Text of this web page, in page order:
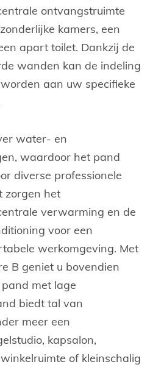
ontvangstruimte
kamers, een
apart toilet. Dankzij de
wanden kan de indeling
aan uw specifieke
water- en
waardoor het pand
diverse professionele
zorgen het
verwarming en de
voor een
werkomgeving. Met
B geniet u bovendien
met lage
biedt tal van
meer een
kapsalon,
of kleinschalig